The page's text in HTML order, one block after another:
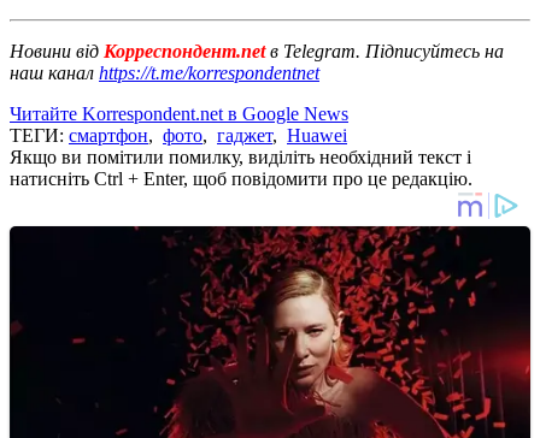
Новини від Корреспондент.netв Telegram. Підписуйтесь на
наш канал https://t.me/korrespondentnet
Читайте Korrespondent.net в Google News
ТЕГИ: смартфон, фото, гаджет, Huawei
Якщо ви помітили помилку, виділіть необхідний текст і
натисніть Ctrl + Enter, щоб повідомити про це редакцію.